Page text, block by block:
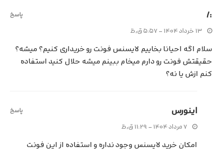
:/
۱۳ خرداد ۱۴۰۴ - ۵:۵۷ ق٫ظ
سلام اگه احیانا بخاییم لایسنس فونت رو خریداری کنیم؟ میشه؟
حقیقتش فونت رو دارم میخام ببینم میشه حلال کنید استفاده
کنم ازش یا نه؟
پاسخ
اینورس
۷ مرداد ۱۴۰۴ - ۱۱:۲۹ ق٫ظ
امکان خرید لایسنس وجود نداره و استفاده از این فونت
پاسخ